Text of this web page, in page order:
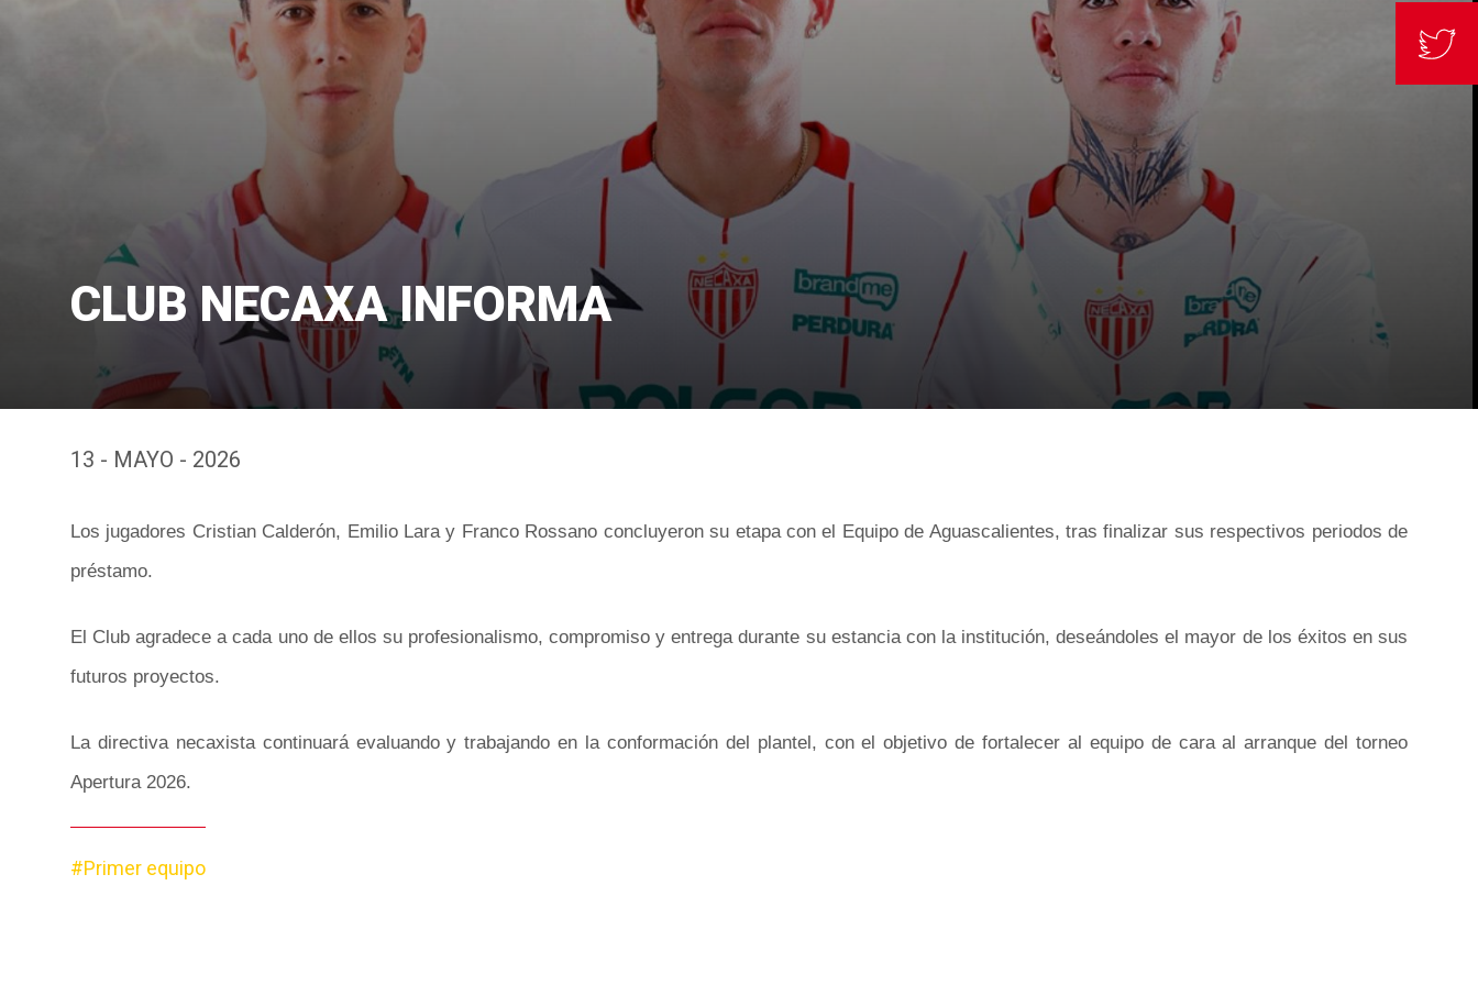
CLUB NECAXA INFORMA
13 - MAYO - 2026
Los jugadores Cristian Calderón, Emilio Lara y Franco Rossano concluyeron su etapa con el Equipo de Aguascalientes, tras finalizar sus respectivos periodos de
préstamo.
El Club agradece a cada uno de ellos su profesionalismo, compromiso y entrega durante su estancia con la institución, deseándoles el mayor de los éxitos en sus
futuros proyectos.
La directiva necaxista continuará evaluando y trabajando en la conformación del plantel, con el objetivo de fortalecer al equipo de cara al arranque del torneo
Apertura 2026.
#Primer equipo